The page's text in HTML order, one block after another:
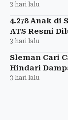
3 hari lalu
4.278 Anak di
ATS Resmi
3 hari lalu
Sleman Cari
Hindari
3 hari lalu